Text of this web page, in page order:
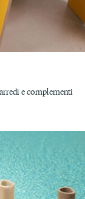
e complementi